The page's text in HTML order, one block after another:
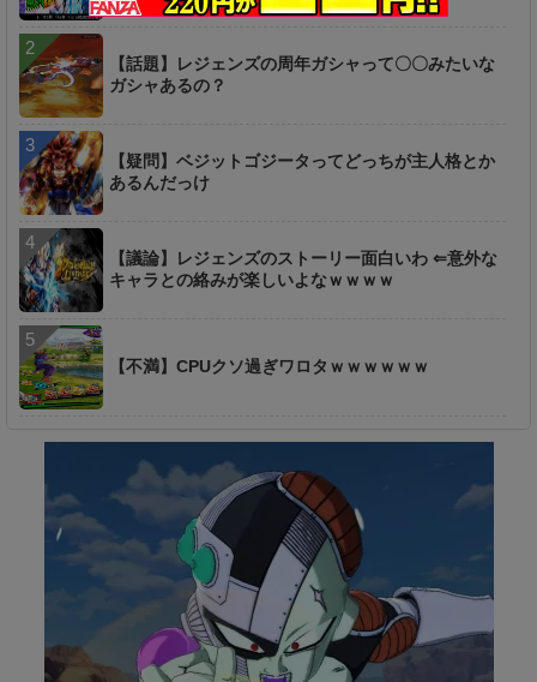
【話題】レジェンズの周年ガシャって〇〇みたいな
ガシャあるの？
【疑問】ベジットゴジータってどっちが主人格とか
あるんだっけ
【議論】レジェンズのストーリー面白いわ ⇐意外な
キャラとの絡みが楽しいよなｗｗｗｗ
【不満】CPUクソ過ぎワロタｗｗｗｗｗｗ